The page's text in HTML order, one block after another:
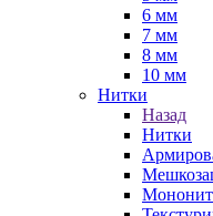
6 мм
7 мм
8 мм
10 мм
Нитки
Назад
Нитки